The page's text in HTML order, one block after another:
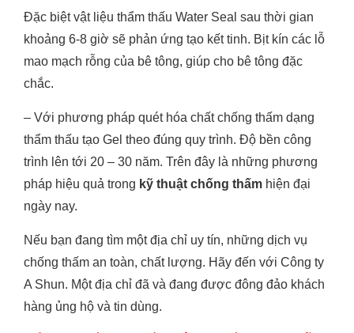
Đặc biệt vật liệu thẩm thấu Water Seal sau thời gian
khoảng 6-8 giờ sẽ phản ứng tạo kết tinh. Bịt kín các lỗ
mao mạch rỗng của bê tông, giúp cho bê tông đặc
chắc.
– Với phương pháp quét hóa chất chống thấm dạng
thẩm thấu tạo Gel theo đúng quy trình. Độ bền công
trình lên tới 20 – 30 năm. Trên đây là những phương
pháp hiệu quả trong kỹ thuật chống thấm hiện đại
ngày nay.
Nếu bạn đang tìm một địa chỉ uy tín, những dịch vụ
chống thấm an toàn, chất lượng. Hãy đến với Công ty
A Shun. Một địa chỉ đã và đang được đông đảo khách
hàng ủng hộ và tin dùng.